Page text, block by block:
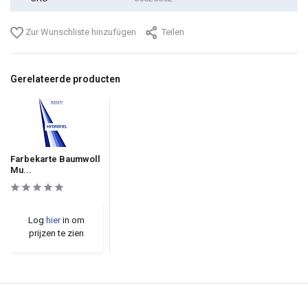
Zur Wunschliste hinzufügen Teilen
Gerelateerde producten
Farbekarte Baumwoll
Mu...
Log hierin om
prijzen te zien